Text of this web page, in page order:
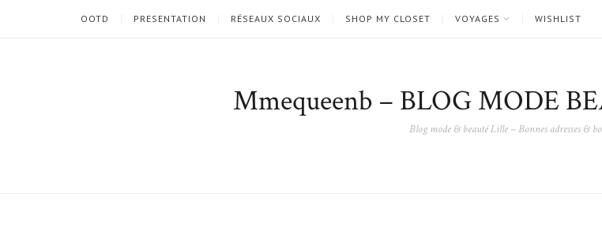
OOTD PRESENTATION RÉSEAUX SOCIAUX SHOP MY CLOSET VOYAGES WISHLIST
Mmequeenb – BLOG MODE
Blog mode & beauté Lille – Bonnes adresses &